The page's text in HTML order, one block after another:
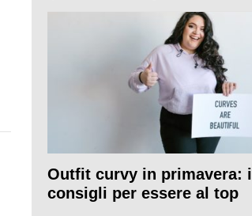
Outfit curvy in primavera: i
consigli per essere al top